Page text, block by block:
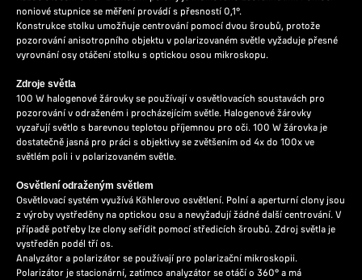
noniové stupnice se měření provádí s přesností 0,1°.
Konstrukce stolku umožňuje centrování pomocí dvou šroubů, protože
pozorování anisotropního objektu v polarizovaném světle vyžaduje přesné
vyrovnání osy otáčení stolku s optickou osou mikroskopu.
Zdroje světla
100 W halogenové žárovky se používají v osvětlovacích soustavách pro
pozorování v odraženém i procházejícím světle. Halogenové žárovky
vyzařují světlo s barevnou teplotou příjemnou pro oči. 100 W žárovka je
dostatečně jasná pro práci s objektivy se zvětšením od 4x do 100x ve
světlém poli i v polarizovaném světle.
Osvětlení odraženým světlem
Osvětlovací systém využívá Köhlerovo osvětlení. Polní a aperturní clony jsou
z výroby vystředěny na optickou osu a nevyžadují žádné další centrování. V
případě potřeby lze clony seřídit pomocí středicích šroubů. Zdroj světla je
vystředěn podél tří os.
Analyzátor a polarizátor se používají pro polarizační mikroskopii.
Polarizátor je stacionární, zatímco analyzátor se otáčí o 360° a má